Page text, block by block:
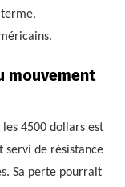
mouvement
4500 dollars est
servi de résistance
Sa perte pourrait